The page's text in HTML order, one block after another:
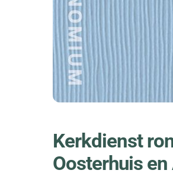
Kerkdienst
Oosterhuis